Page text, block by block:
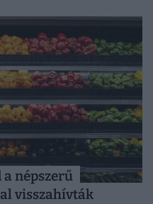
a népszerű
visszahívták